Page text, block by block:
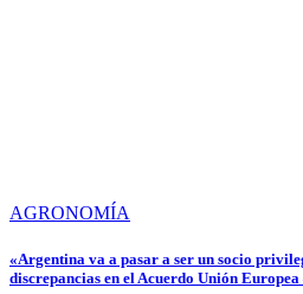
AGRONOMÍA
«Argentina va a pasar a ser un socio
discrepancias en el Acuerdo Unión